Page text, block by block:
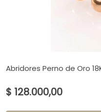
Abridores Perno de Oro
$ 128.000,00